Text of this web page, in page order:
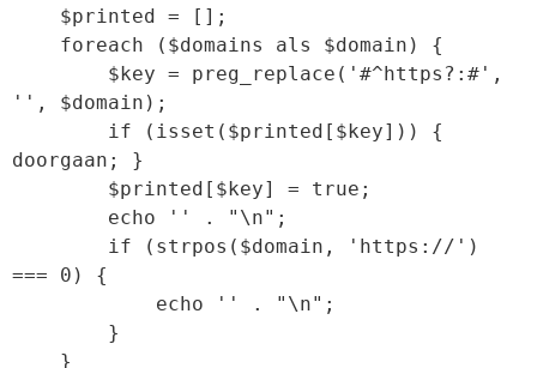
'', $domain);
doorgaan; }
=== 0) {